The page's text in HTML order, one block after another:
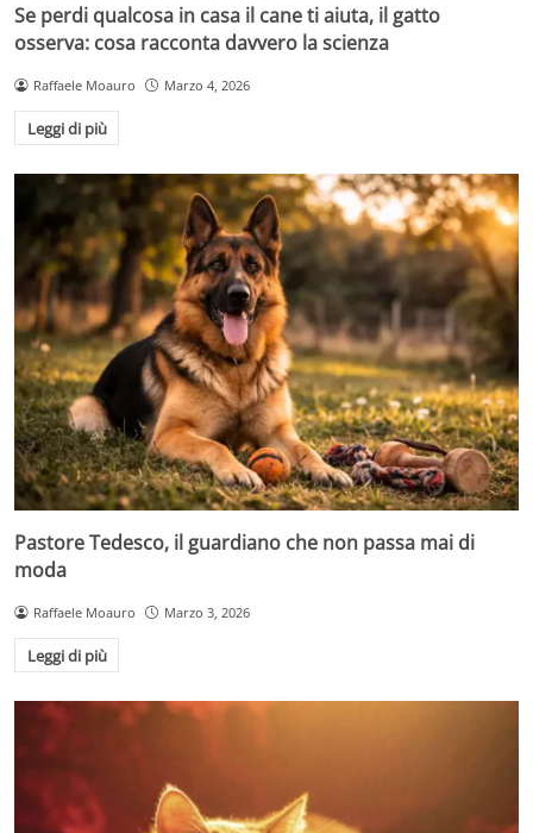
Se perdi qualcosa in casa il cane ti aiuta, il gatto
osserva: cosa racconta davvero la scienza
Raffaele Moauro Marzo 4, 2026
Leggi di più
Pastore Tedesco, il guardiano che non passa mai di
moda
Raffaele Moauro Marzo 3, 2026
Leggi di più